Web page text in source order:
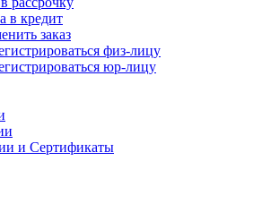
в кредит
заказ
физ-лицу
юр-лицу
и Сертификаты